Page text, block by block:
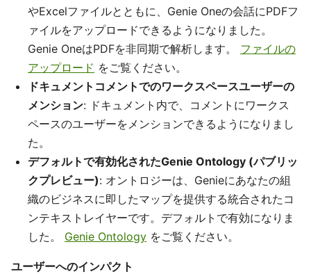
やExcelファイルとともに、Genie Oneの会話にPDFフ
ァイルをアップロードできるようになりました。
Genie OneはPDFを非同期で解析します。 ファイルの
アップロード をご覧ください。
ドキュメントコメントでのワークスペースユーザーの
メンション: ドキュメント内で、コメントにワークス
ペースのユーザーをメンションできるようになりまし
た。
デフォルトで有効化されたGenie Ontology (パブリッ
クプレビュー): オントロジーは、Genieにあなたの組
織のビジネスに即したマップを提供する統合されたコ
ンテキストレイヤーです。デフォルトで有効になりま
した。 Genie Ontology をご覧ください。
ユーザーへのインパクト